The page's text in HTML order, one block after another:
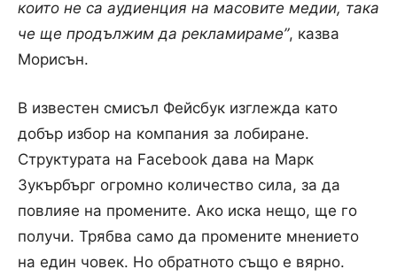
които не са аудиенция на масовите медии, така
че ще продължим да рекламираме”, казва
Морисън.
В известен смисъл Фейсбук изглежда като
добър избор на компания за лобиране.
Структурата на Facebook дава на Марк
Зукърбърг огромно количество сила, за да
повлияе на промените. Ако иска нещо, ще го
получи. Трябва само да промените мнението
на един човек. Но обратното също е вярно.